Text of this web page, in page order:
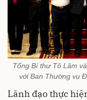
Tổng Bí thư Tô Lâm
với Ban Thường vụ
Lãnh đạo thực